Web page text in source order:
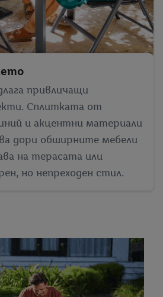
привличащи
Сплитката от
и акцентни материали
дори обширните мебели
на терасата или
но непреходен стил.